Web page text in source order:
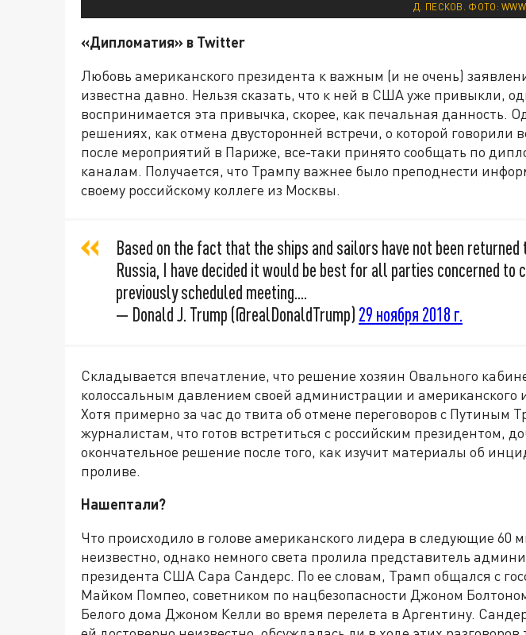
Д. ПЕСКОВ. ФОТО:
«Дипломатия» в Twitter
Любовь американского президента к важным (и не очень)
известна давно. Нельзя сказать, что к ней в США уже привыкли,
воспринимается эта привычка, скорее, как печальная данность.
решениях, как отмена двусторонней встречи, о которой говорили
после мероприятий в Париже, все-таки принято сообщать по
каналам. Получается, что Трампу важнее было преподнести
своему российскому коллеге из Москвы.
Based on the fact that the ships and sailors have not been returned
Russia, I have decided it would be best for all parties concerned to
previously scheduled meeting....
— Donald J. Trump (@realDonaldTrump) 29 ноября 2018 г.
Складывается впечатление, что решение хозяин Овального
колоссальным давлением своей администрации и американского
Хотя примерно за час до твита об отмене переговоров с Путиным
журналистам, что готов встретиться с российским президентом,
окончательное решение после того, как изучит материалы об
проливе.
Нашептали?
Что происходило в голове американского лидера в следующие 60
неизвестно, однако немного света пролила представитель
президента США Сара Сандерс. По ее словам, Трамп общался с
Майком Помпео, советником по нацбезопасности Джоном
Белого дома Джоном Келли во время перелета в Аргентину.